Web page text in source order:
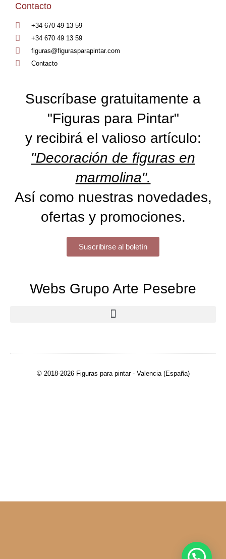
Contacto
+34 670 49 13 59
+34 670 49 13 59
figuras@figurasparapintar.com
Contacto
Suscríbase gratuitamente a
"Figuras para Pintar"
y recibirá el valioso artículo:
"Decoración de figuras en
marmolina".
Así como nuestras novedades,
ofertas y promociones.
Suscribirse al boletín
Webs Grupo Arte Pesebre
© 2018-2026 Figuras para pintar - Valencia (España)